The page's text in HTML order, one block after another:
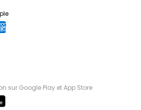
sur Google Play et App Store